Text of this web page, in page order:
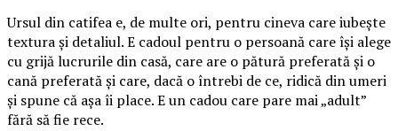
Ursul din catifea e, de multe ori, pentru cineva care iubește
textura și detaliul. E cadoul pentru o persoană care își alege
cu grijă lucrurile din casă, care are o pătură preferată și o
cană preferată și care, dacă o întrebi de ce, ridică din umeri
și spune că așa îi place. E un cadou care pare mai „adult”
fără să fie rece.